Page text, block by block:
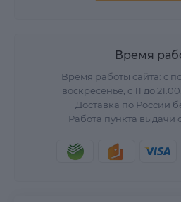
Время
Время работы сайта: с
воскресенье, с 11 до
Доставка по России
Работа пункта выдачи с